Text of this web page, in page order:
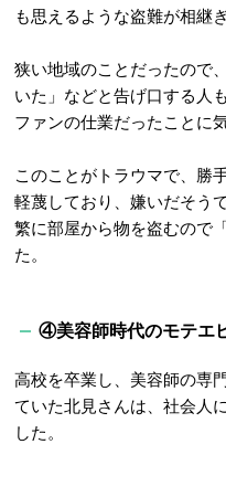
も思えるような盗難が相継
狭い地域のことだったので
いた」などと告げ口する人
ファンの仕業だったことに
このことがトラウマで、勝
軽蔑しており、嫌いだそう
繁に部屋から物を盗むので
た。
④美容師時代のモテエ
高校を卒業し、美容師の専
ていた北見さんは、社会人
した。